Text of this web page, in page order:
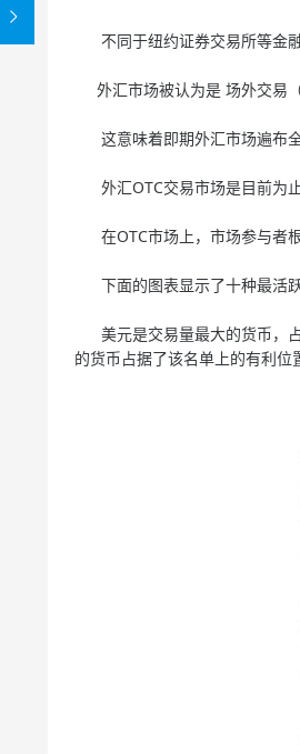
不同于纽约证券交易所等金融
外汇市场被认为是 场外交易
这意味着即期外汇市场遍布全
外汇OTC交易市场是目前为止
在OTC市场上，市场参与者根
下面的图表显示了十种最活跃
美元是交易量最大的货币，占
的货币占据了该名单上的有利位